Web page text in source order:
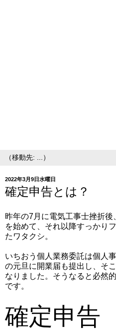
2022年3月9日水曜日
確定申告とは？
昨年の7月に電気工事士挫折
を始めて、それ以降すっかり
たワタクシ。
いちおう個人業務委託は個人
の元旦に開業届も提出し、そ
なりました。そうなると必然
です。
確定申告